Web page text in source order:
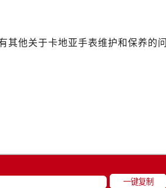
其他关于卡地亚手表维护和保养的问
一键复制